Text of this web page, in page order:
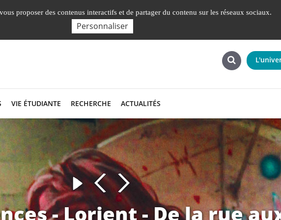
UBS Fondation
Nos Facultés, Instituts, Ecole
VIE ÉTUDIANTE RECHERCHE ACTUALITÉS
- Lorient - De la rue
proposer des contenus interactifs et de partager du contenu sur les réseaux sociaux.
Personnaliser